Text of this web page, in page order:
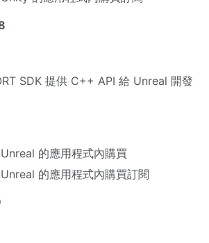
SDK 提供 C++ API 給 Unreal 開發
的應用程式內購買
的應用程式內購買訂閱